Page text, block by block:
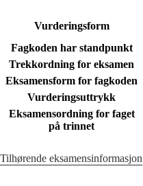
Vurderingsform
Fagkoden har standpunkt
Trekkordning for eksamen
Eksamensform for fagkoden
Vurderingsuttrykk
Eksamensordning for faget
på trinnet
Tilhørende eksamensinformasjon